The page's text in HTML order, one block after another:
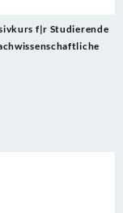
f|r Studierende